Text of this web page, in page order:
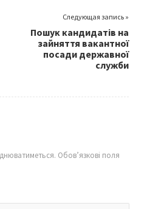
Следующая запись »
Пошук кандидатів на
зайняття вакантної
посади державної
служби
Обов’язкові поля